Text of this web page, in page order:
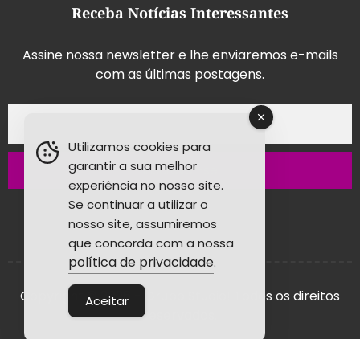
Receba Notícias Interessantes
Assine nossa newsletter e lhe enviaremos e-mails
com as últimas postagens.
Inscrever-se
Copyright © 2026 - Grupo Studio! Todos os direitos
reservados.
Utilizamos cookies para
garantir a sua melhor
experiência no nosso site.
Se continuar a utilizar o
nosso site, assumiremos
que concorda com a nossa
política de privacidade.
Aceitar